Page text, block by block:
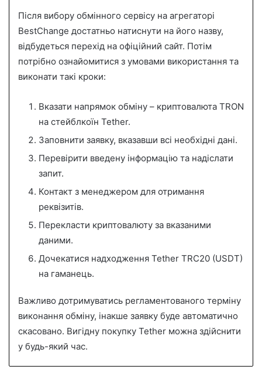
Після вибору обмінного сервісу на агрегаторі
BestChange достатньо натиснути на його назву,
відбудеться перехід на офіційний сайт. Потім
потрібно ознайомитися з умовами використання та
виконати такі кроки:
Вказати напрямок обміну – криптовалюта TRON
на стейблкоїн Tether.
Заповнити заявку, вказавши всі необхідні дані.
Перевірити введену інформацію та надіслати
запит.
Контакт з менеджером для отримання
реквізитів.
Перекласти криптовалюту за вказаними
даними.
Дочекатися надходження Tether TRC20 (USDT)
на гаманець.
Важливо дотримуватись регламентованого терміну
виконання обміну, інакше заявку буде автоматично
скасовано. Вигідну покупку Tether можна здійснити
у будь-який час.